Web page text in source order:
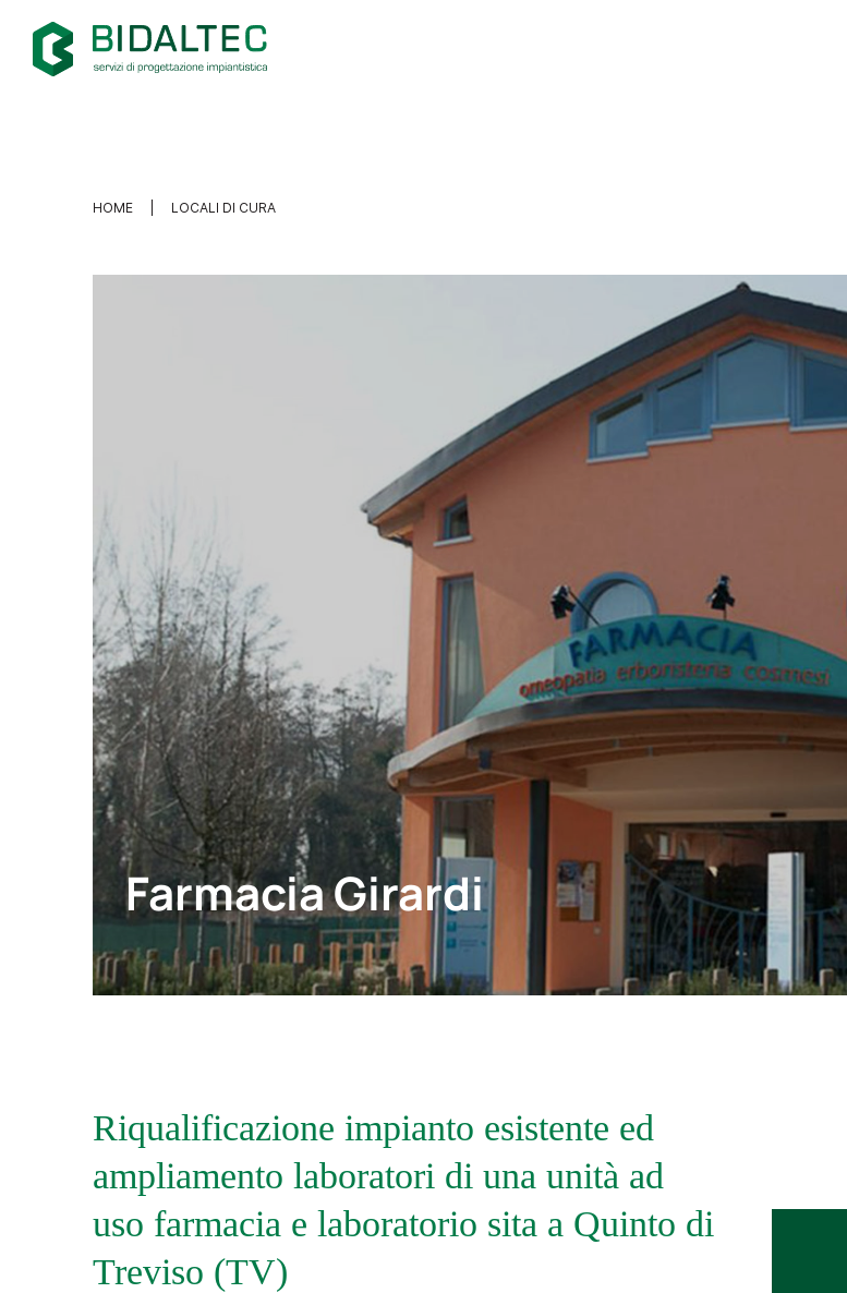
HOME LOCALI DI CURA
Farmacia Girardi
Riqualificazione impianto esistente ed
ampliamento laboratori di una unità ad
uso farmacia e laboratorio sita a Quinto di
Treviso (TV)